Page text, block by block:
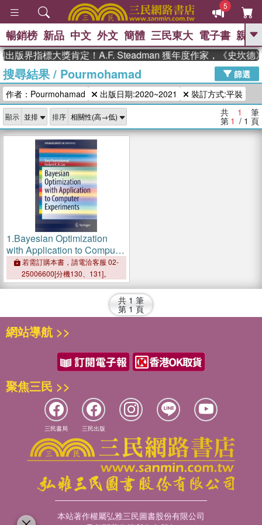
5
GO
熱搜： 東野圭吾 The Odyssey 、
父親節 、 如果歷史是一群喵 、 暑期
推薦 、 國際布克獎 臺灣漫遊錄 、 方
念華 、 台灣的李登輝時代 、 數學女
孩：黎曼猜想
偉大的迷走神經
暢銷榜 新品 中文 外文 簡體 三民東大 電子書 親子
版界指標大獎肯定！A.F. Steadman 獲年度作家，《史坎德
搜尋結果/ Pourmohamad
篩選
作者：Pourmohamad
出版日期:2020~2021 裝訂方式:平裝
顯示 排序 共 1 筆
第 1 / 1 頁
1.Bayesian Optimization
with Application to Computer
Experiments
若需訂購本書，請電洽客服 02-
25006600[分機130、131]。
共 1 筆
第 1 頁
網站導航 >>
聚焦三民 >>
三民書局 三民出版
本站著作權屬弘雅三民圖書股份有限公司